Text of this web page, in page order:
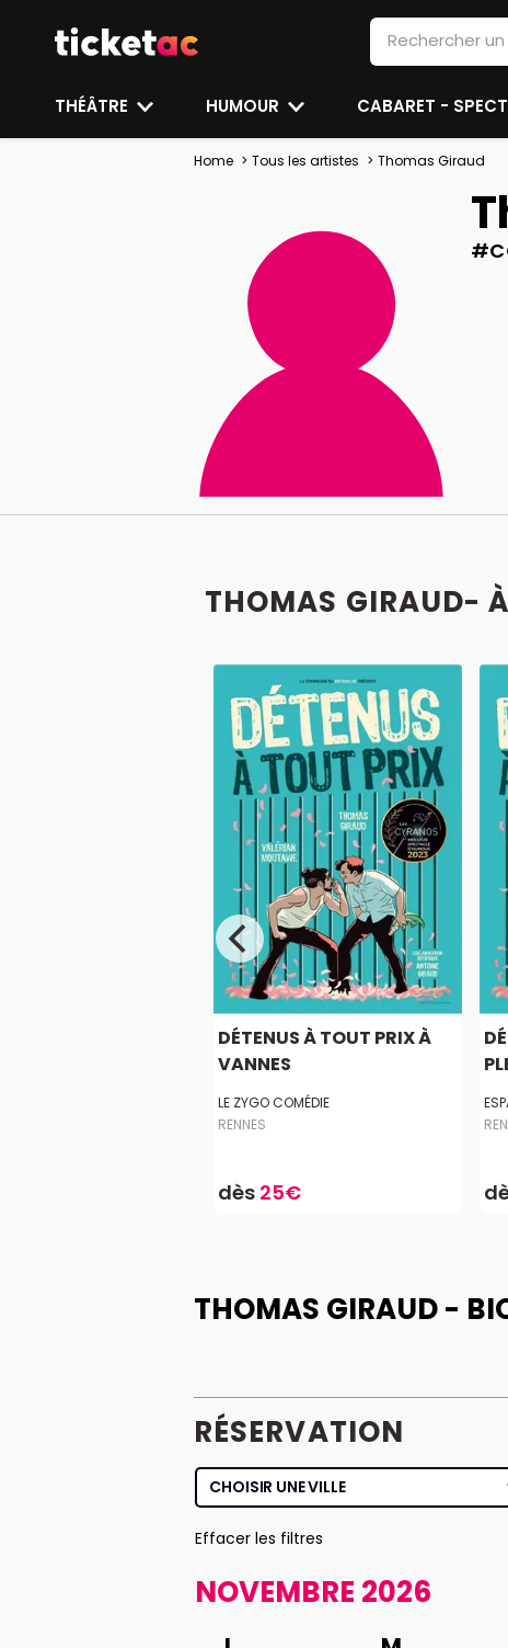
THÉÂTRE HUMOUR CABARET -
Home Tous les artistes Thomas Giraud
THOMAS GIRAUD-
DÉTENUS À TOUT PRIX À
VANNES
LE ZYGO COMÉDIE
RENNES
dès 25€
THOMAS GIRAUD -
RÉSERVATION
Effacer les filtres
NOVEMBRE 2026